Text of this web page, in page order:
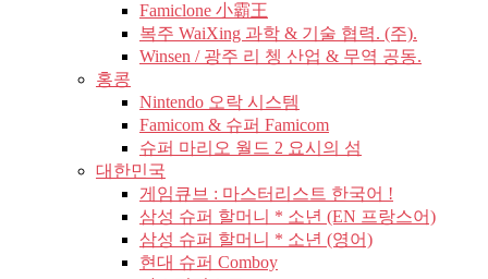
Famiclone 小霸王
복주 WaiXing 과학 & 기술 협력. (주).
Winsen / 광주 리 쳉 산업 & 무역 공동.
홍콩
Nintendo 오락 시스템
Famicom & 슈퍼 Famicom
슈퍼 마리오 월드 2 요시의 섬
대한민국
게임큐브 : 마스터리스트 한국어 !
삼성 슈퍼 할머니 * 소년 (EN 프랑스어)
삼성 슈퍼 할머니 * 소년 (영어)
현대 슈퍼 Comboy